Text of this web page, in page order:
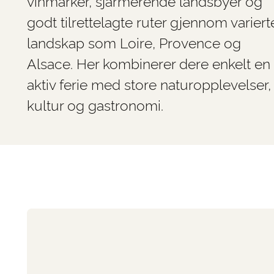
godt tilrettelagte ruter gjennom
landskap som Loire, Provence og
Alsace. Her kombinerer dere enkelt en
aktiv ferie med store naturopplevelser,
kultur og gastronomi.